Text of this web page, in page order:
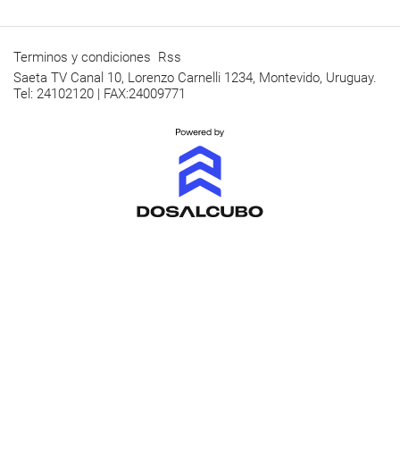
Terminos y condiciones Rss
Saeta TV Canal 10, Lorenzo Carnelli 1234, Montevido, Uruguay.
Tel: 24102120 | FAX:24009771